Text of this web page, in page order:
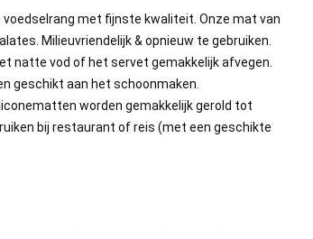
met fijnste kwaliteit. Onze mat van
Milieuvriendelijk & opnieuw te gebruiken.
natte vod of het servet gemakkelijk afvegen.
geschikt aan het schoonmaken.
worden gemakkelijk gerold tot
bij restaurant of reis (met een geschikte